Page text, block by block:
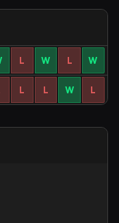
L W L W
L L W L